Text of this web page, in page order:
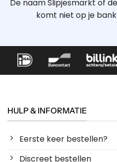
De naam Slipjesmarkt of
komt niet op je
HULP & INFORMATIE
Eerste keer bestellen?
Discreet bestellen